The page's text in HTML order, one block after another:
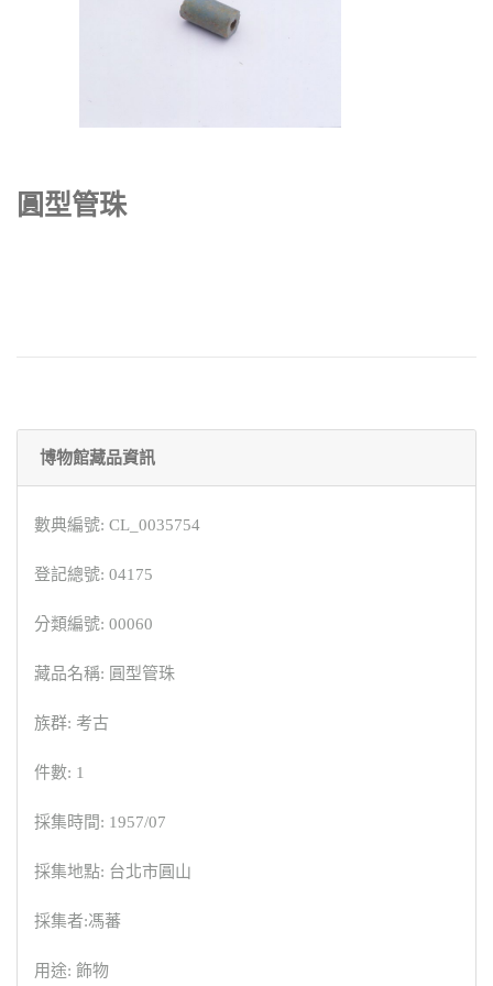
圓型管珠
博物館藏品資訊
數典編號: CL_0035754
登記總號: 04175
分類編號: 00060
藏品名稱: 圓型管珠
族群: 考古
件數: 1
採集時間: 1957/07
採集地點: 台北市圓山
採集者:馮蕃
用途: 飾物